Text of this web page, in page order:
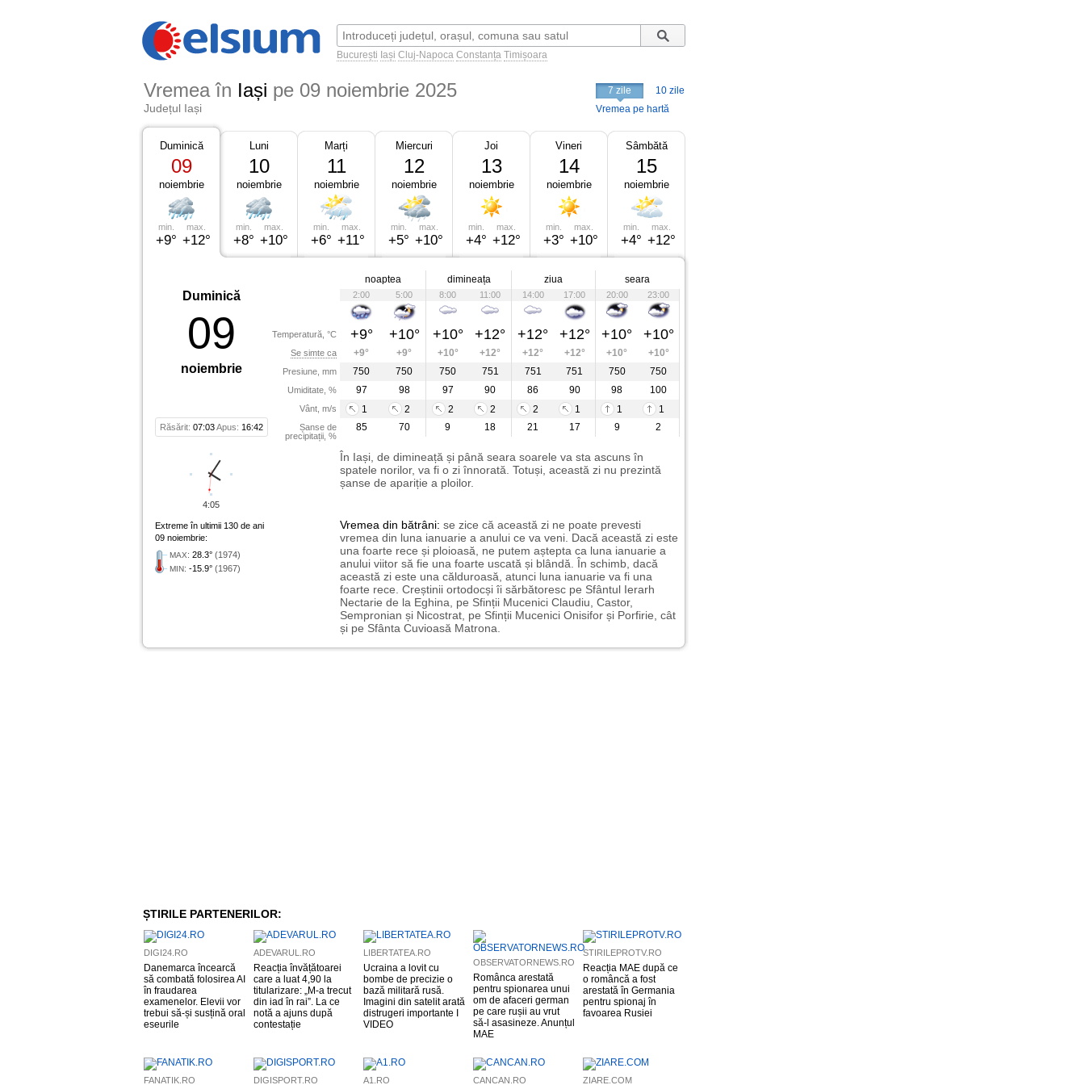
București Iași Cluj-Napoca Constanța Timișoara
Vremea în Iași pe 09 noiembrie 2025
Județul Iași
7 zile
10 zile
Vremea pe hartă
Duminică
09
noiembrie
min.
+9°
max.
+12°
Luni
10
noiembrie
min.
+8°
max.
+10°
Marți
11
noiembrie
min.
+6°
max.
+11°
Miercuri
12
noiembrie
min.
+5°
max.
+10°
Joi
13
noiembrie
min.
+4°
max.
+12°
Vineri
14
noiembrie
min.
+3°
max.
+10°
Sâmbătă
15
noiembrie
min.
+4°
max.
+12°
Duminică
09
noiembrie
Răsărit: 07:03Apus: 16:42
Temperatură, °C
Se simte ca
Presiune, mm
Umiditate, %
Vânt, m/s
Șanse de
precipitații, %
noaptea dimineața ziua seara
2:00 5:00 8:00 11:00 14:00 17:00 20:00 23:00
+9° +10° +10° +12° +12° +12° +10° +10°
+9° +9° +10° +12° +12° +12° +10°
+10°
750
750 750 751 751 751 750
750
97
98 97 90 86 90 98
100
1
2 2 2 2 1 1
1
85
70 9 18 21 17 9 2
În Iași, de dimineață și până seara soarele va sta ascuns în
spatele norilor, va fi o zi înnorată. Totuși, această zi nu prezintă
șanse de apariție a ploilor.
Extreme în ultimii 130 de ani
09 noiembrie:
MAX: 28.3° (1974)
MIN: -15.9° (1967)
Vremea din bătrâni: se zice că această zi ne poate prevesti
vremea din luna ianuarie a anului ce va veni. Dacă această zi este
una foarte rece și ploioasă, ne putem aștepta ca luna ianuarie a
anului viitor să fie una foarte uscată și blândă. În schimb, dacă
această zi este una călduroasă, atunci luna ianuarie va fi una
foarte rece. Creștinii ortodocși îi sărbătoresc pe Sfântul Ierarh
Nectarie de la Eghina, pe Sfinții Mucenici Claudiu, Castor,
Sempronian și Nicostrat, pe Sfinții Mucenici Onisifor și Porfirie, cât
și pe Sfânta Cuvioasă Matrona.
4:05
ȘTIRILE PARTENERILOR:
DIGI24.RO
Danemarca încearcă
să combată folosirea AI
în fraudarea
examenelor. Elevii vor
trebui să-și susțină oral
eseurile
ADEVARUL.RO
Reacția învățătoarei
care a luat 4,90 la
titularizare: „M-a trecut
din iad în rai”. La ce
notă a ajuns după
contestație
LIBERTATEA.RO
Ucraina a lovit cu
bombe de precizie o
bază militară rusă.
Imagini din satelit arată
distrugeri importante I
VIDEO
OBSERVATORNEWS.RO
Românca arestată
pentru spionarea unui
om de afaceri german
pe care rușii au vrut
să-l asasineze. Anunțul
MAE
STIRILEPROTV.RO
Reacția MAE după ce
o româncă a fost
arestată în Germania
pentru spionaj în
favoarea Rusiei
FANATIK.RO DIGISPORT.RO A1.RO CANCAN.RO ZIARE.COM